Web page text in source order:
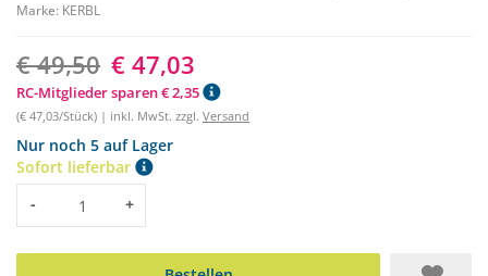
Marke: KERBL
€ 49,50 € 47,03
RC-Mitglieder sparen € 2,35
(€ 47,03/Stück) | inkl. MwSt. zzgl. Versand
Nur noch 5 auf Lager
Sofort lieferbar
Menge
- +